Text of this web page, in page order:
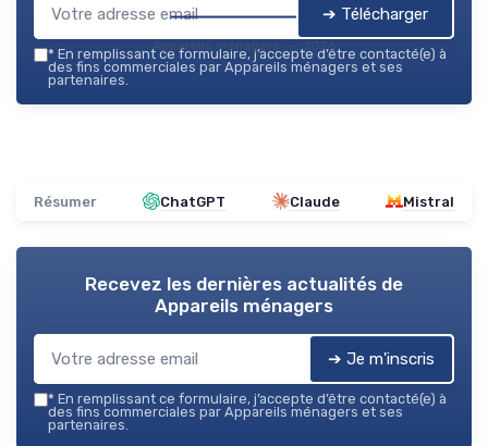
Appareils ménagers — 2026
➔ Télécharger
* En remplissant ce formulaire, j’accepte d’être contacté(e) à
des fins commerciales par Appareils ménagers et ses
partenaires.
Résumer ChatGPT Claude Mistral
Recevez les dernières actualités de
Appareils ménagers
➔ Je m'inscris
* En remplissant ce formulaire, j’accepte d’être contacté(e) à
des fins commerciales par Appareils ménagers et ses
partenaires.